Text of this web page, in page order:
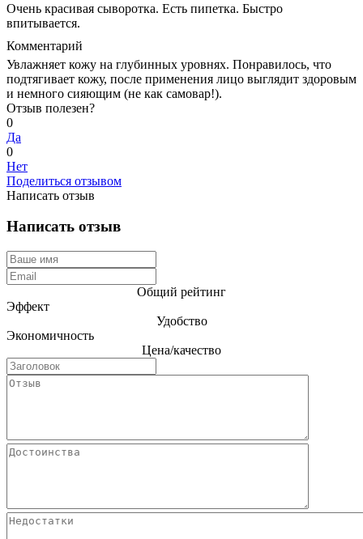
Очень красивая сыворотка. Есть пипетка. Быстро
впитывается.
Комментарий
Увлажняет кожу на глубинных уровнях. Понравилось, что
подтягивает кожу, после применения лицо выглядит здоровым
и немного сияющим (не как самовар!).
Отзыв полезен?
0
Да
0
Нет
Поделиться отзывом
Написать отзыв
Написать отзыв
Общий рейтинг
Эффект
Удобство
Экономичность
Цена/качество